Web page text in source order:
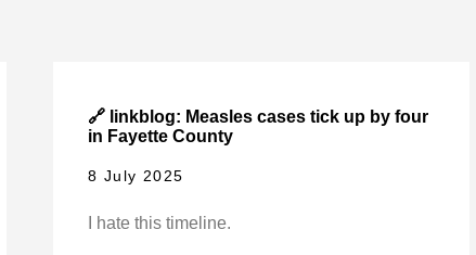
🔗 linkblog: Measles cases tick up by four
in Fayette County
8 July 2025
I hate this timeline.